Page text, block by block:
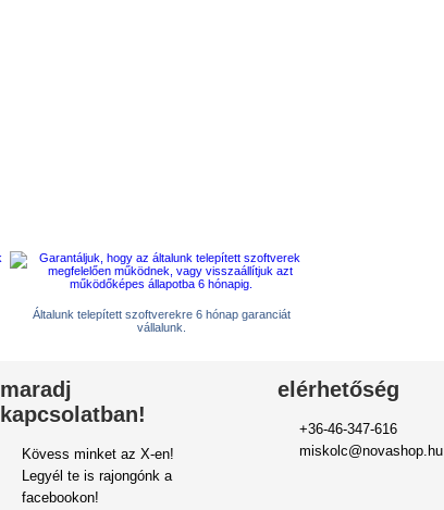
Általunk telepített szoftverekre 6 hónap garanciát
vállalunk.
maradj
kapcsolatban!
Kövess minket az X-en!
Legyél te is rajongónk a
facebookon!
elérhetőség
+36-46-347-616
miskolc@novashop.hu